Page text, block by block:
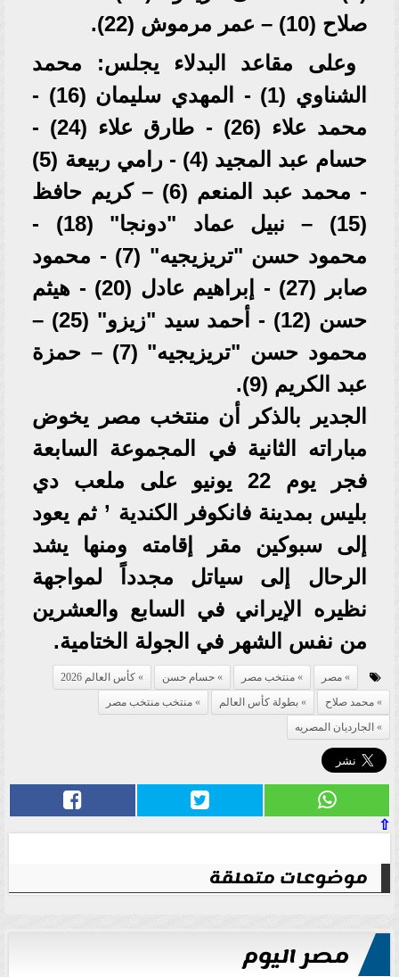
صلاح (10) – عمر مرموش (22).
وعلى مقاعد البدلاء يجلس: محمد
الشناوي (1) - المهدي سليمان (16) -
محمد علاء (26) - طارق علاء (24) -
حسام عبد المجيد (4) - رامي ربيعة (5)
- محمد عبد المنعم (6) – كريم حافظ
(15) – نبيل عماد "دونجا" (18) -
محمود حسن "تريزيجيه" (7) - محمود
صابر (27) - إبراهيم عادل (20) - هيثم
حسن (12) - أحمد سيد "زيزو" (25) –
محمود حسن "تريزيجيه" (7) – حمزة
عبد الكريم (9).
الجدير بالذكر أن منتخب مصر يخوض
مباراته الثانية في المجموعة السابعة
فجر يوم 22 يونيو على ملعب دي
بليس بمدينة فانكوفر الكندية ’ ثم يعود
إلى سبوكين مقر إقامته ومنها يشد
الرحال إلى سياتل مجدداً لمواجهة
نظيره الإيراني في السابع والعشرين
من نفس الشهر في الجولة الختامية.
مصر منتخب مصر حسام حسن
كأس العالم 2026
محمد صلاح
بطولة كأس العالم
منتخب منتخب مصر
الجارديان المصريه
⇧
موضوعات متعلقة
مصر اليوم